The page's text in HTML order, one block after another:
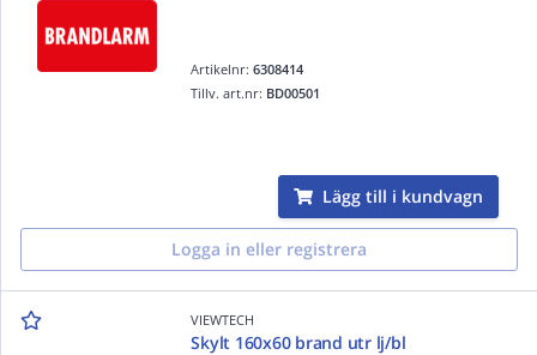
Artikelnr:6308414
Tillv. art.nr: BD00501
Lägg till i kundvagn
Logga in eller registrera
VIEWTECH
Skylt 160x60 brand utr lj/bl